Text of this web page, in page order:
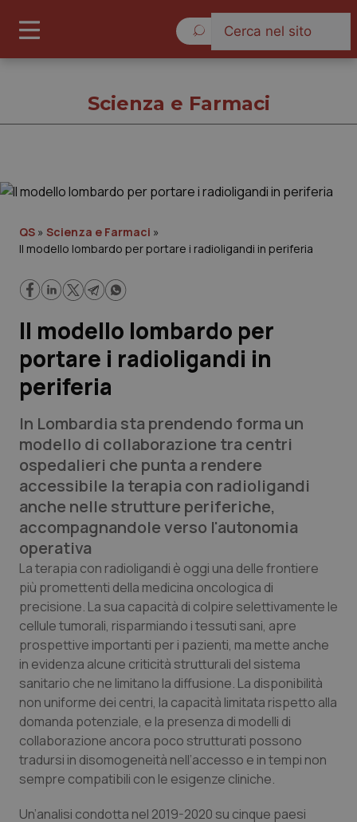
Cronache
Lavoro e Professioni
Scienza e Farmaci
Studi e Analisi
Lettere al direttore
Edizioni Regionali
QS Pro
Professionisti Sanitari.AI
Abruzzo
Basilicata
Calabria
Campania
Emilia-Romagna
QS Pro Gold
Artrite & artrosi
Asma & BPCO
Car-T
Colesterolo & coronaropatie
QS Club Newsletter
Scienza e Farmaci
QS » Scienza e Farmaci »
Il modello lombardo per portare i radioligandi in periferia
Il modello lombardo per
portare i radioligandi in
periferia
In Lombardia sta prendendo forma un
modello di collaborazione tra centri
ospedalieri che punta a rendere
accessibile la terapia con radioligandi
anche nelle strutture periferiche,
accompagnandole verso l'autonomia
operativa
La terapia con radioligandi è oggi una delle frontiere
più promettenti della medicina oncologica di
precisione. La sua capacità di colpire selettivamente le
cellule tumorali, risparmiando i tessuti sani, apre
prospettive importanti per i pazienti, ma mette anche
in evidenza alcune criticità strutturali del sistema
sanitario che ne limitano la diffusione. La disponibilità
non uniforme dei centri, la capacità limitata rispetto alla
domanda potenziale, e la presenza di modelli di
collaborazione ancora poco strutturati possono
tradursi in disomogeneità nell’accesso e in tempi non
sempre compatibili con le esigenze cliniche.
Un’analisi condotta nel 2019-2020 su cinque paesi